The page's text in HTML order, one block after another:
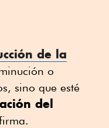
de la
o
sino que esté
del